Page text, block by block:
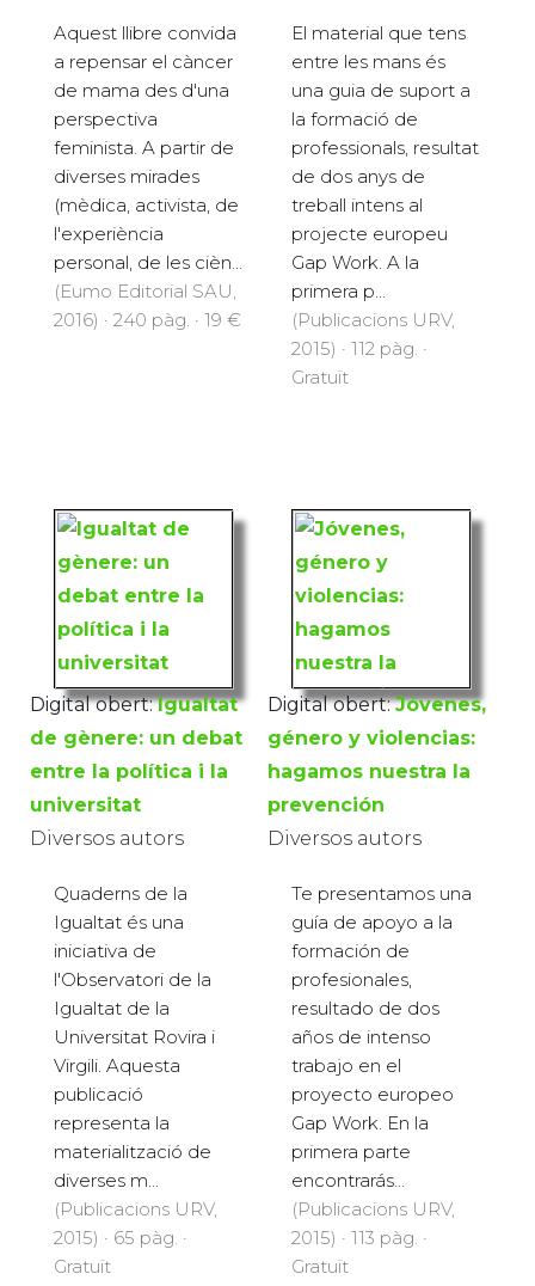
Aquest llibre convida
a repensar el càncer
de mama des d'una
perspectiva
feminista. A partir de
diverses mirades
(mèdica, activista, de
l'experiència
personal, de les cièn...
(Eumo Editorial SAU,
2016) · 240 pàg. · 19 €
El material que tens
entre les mans és
una guia de suport a
la formació de
professionals, resultat
de dos anys de
treball intens al
projecte europeu
Gap Work. A la
primera p...
(Publicacions URV,
2015) · 112 pàg. ·
Gratuït
Digital obert: Igualtat
de gènere: un debat
entre la política i la
universitat
Diversos autors
Quaderns de la
Igualtat és una
iniciativa de
l'Observatori de la
Igualtat de la
Universitat Rovira i
Virgili. Aquesta
publicació
representa la
materialització de
diverses m...
(Publicacions URV,
2015) · 65 pàg. ·
Gratuït
Digital obert: Jóvenes,
género y violencias:
hagamos nuestra la
prevención
Diversos autors
Te presentamos una
guía de apoyo a la
formación de
profesionales,
resultado de dos
años de intenso
trabajo en el
proyecto europeo
Gap Work. En la
primera parte
encontrarás...
(Publicacions URV,
2015) · 113 pàg. ·
Gratuït